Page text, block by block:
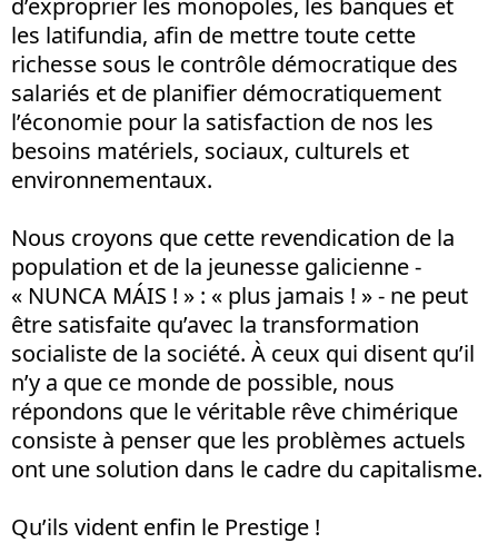
les latifundia, afin de mettre toute cette
richesse sous le contrôle démocratique des
salariés et de planifier démocratiquement
l’économie pour la satisfaction de nos les
besoins matériels, sociaux, culturels et
environnementaux.
Nous croyons que cette revendication de la
population et de la jeunesse galicienne -
« NUNCA MÁIS ! » : « plus jamais ! » - ne peut
être satisfaite qu’avec la transformation
socialiste de la société. À ceux qui disent qu’il
n’y a que ce monde de possible, nous
répondons que le véritable rêve chimérique
consiste à penser que les problèmes actuels
ont une solution dans le cadre du capitalisme.
Qu’ils vident enfin le Prestige !